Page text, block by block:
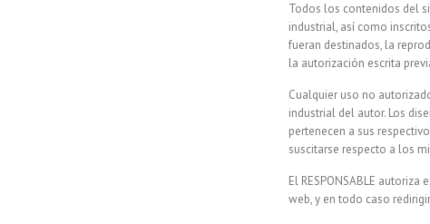
Todos los contenidos del
industrial, así como
fueran destinados, la
la autorización escrita
Cualquier uso no
industrial del autor. Los
pertenecen a sus
suscitarse respecto a los
El RESPONSABLE
web, y en todo caso